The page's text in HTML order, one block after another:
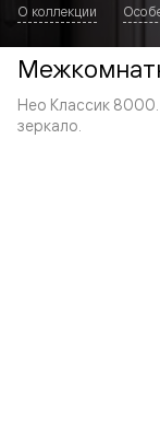
О коллекции
Нео Классик
зеркало.